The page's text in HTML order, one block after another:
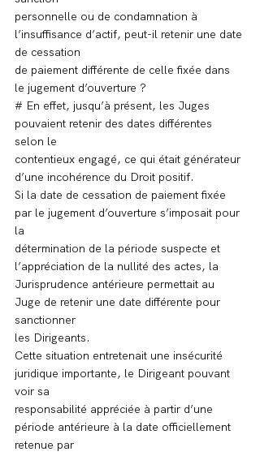
personnelle ou de condamnation à
l’insuffisance d’actif, peut-il retenir une date
de cessation
de paiement différente de celle fixée dans
le jugement d’ouverture ?
# En effet, jusqu’à présent, les Juges
pouvaient retenir des dates différentes
selon le
contentieux engagé, ce qui était générateur
d’une incohérence du Droit positif.
Si la date de cessation de paiement fixée
par le jugement d’ouverture s’imposait pour
la
détermination de la période suspecte et
l’appréciation de la nullité des actes, la
Jurisprudence antérieure permettait au
Juge de retenir une date différente pour
sanctionner
les Dirigeants.
Cette situation entretenait une insécurité
juridique importante, le Dirigeant pouvant
voir sa
responsabilité appréciée à partir d’une
période antérieure à la date officiellement
retenue par